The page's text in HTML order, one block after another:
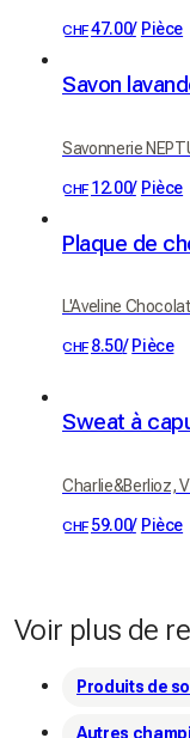
CHF47.00/ Pièce
Savonnerie
CHF 12.00/ Pièce
L'Aveline
CHF 8.50/ Pièce
Charlie&Berlioz,
CHF 59.00/ Pièce
Voir plus de
Produits de
Autres